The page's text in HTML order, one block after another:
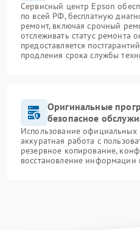
Сервисный центр Epson
по всей РФ, бесплатную
ремонт, включая срочный
отслеживать статус ремонта
предоставляется
продления срока службы
Оригинальные
безопасное
Использование
аккуратная работа с
резервное копирование,
восстановление информации